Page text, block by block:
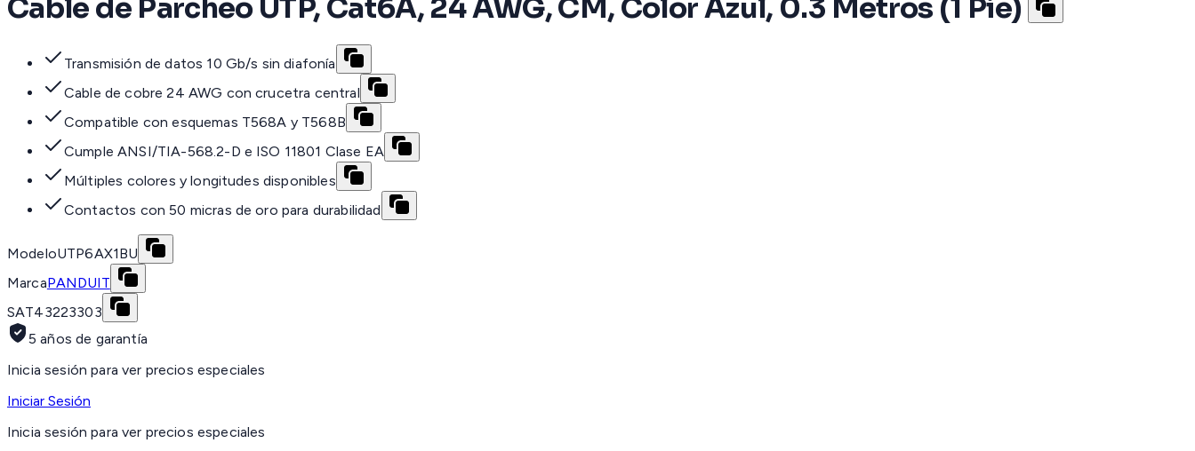
Cable de Parcheo UTP, Cat6A, 24 AWG, CM, Color Azul, 0.3 Metros (1 Pie)
Transmisión de datos 10 Gb/s sin diafonía
Cable de cobre 24 AWG con crucetra central
Compatible con esquemas T568A y T568B
Cumple ANSI/TIA-568.2-D e ISO 11801 Clase EA
Múltiples colores y longitudes disponibles
Contactos con 50 micras de oro para durabilidad
ModeloUTP6AX1BU
MarcaPANDUIT
SAT43223303
5 años de garantía
Inicia sesión para ver precios especiales
Iniciar Sesión
Inicia sesión para ver precios especiales